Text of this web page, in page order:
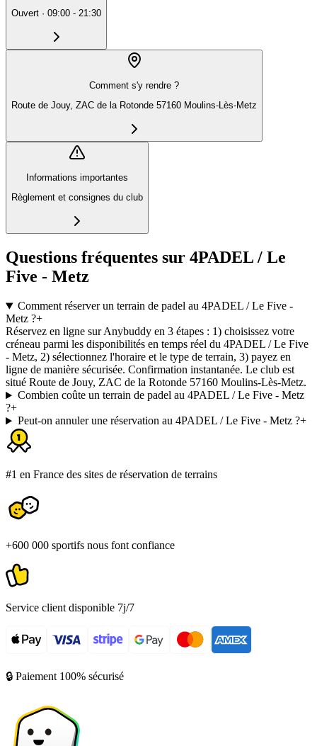
Ouvert · 09:00 - 21:30
Comment s'y rendre ?
Route de Jouy, ZAC de la Rotonde 57160 Moulins-Lès-Metz
Informations importantes
Règlement et consignes du club
Questions fréquentes sur 4PADEL / Le
Five - Metz
Comment réserver un terrain de padel au 4PADEL / Le Five -
Metz ?+
Réservez en ligne sur Anybuddy en 3 étapes : 1) choisissez votre
créneau parmi les disponibilités en temps réel du 4PADEL / Le Five
- Metz, 2) sélectionnez l'horaire et le type de terrain, 3) payez en
ligne de manière sécurisée. Confirmation instantanée. Le club est
situé Route de Jouy, ZAC de la Rotonde 57160 Moulins-Lès-Metz.
Combien coûte un terrain de padel au 4PADEL / Le Five - Metz
?+
Peut-on annuler une réservation au 4PADEL / Le Five - Metz ?+
#1 en France des sites de réservation de terrains
+600 000 sportifs nous font confiance
Service client disponible 7j/7
🔒 Paiement 100% sécurisé